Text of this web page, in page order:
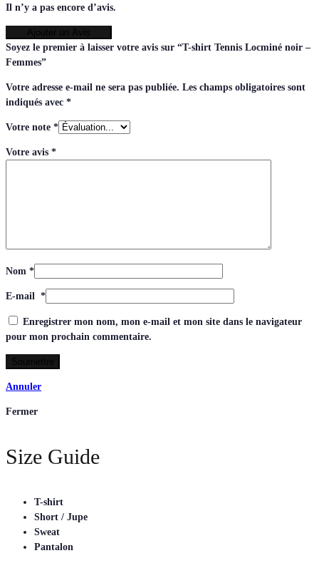
Il n’y a pas encore d’avis.
Soyez le premier à laisser votre avis sur “T-shirt Tennis Locminé noir –
Femmes”
Votre adresse e-mail ne sera pas publiée. Les champs obligatoires sont
indiqués avec *
Votre note *
Votre avis *
Nom *
E-mail *
Enregistrer mon nom, mon e-mail et mon site dans le navigateur
pour mon prochain commentaire.
Annuler
Fermer
Size Guide
T-shirt
Short / Jupe
Sweat
Pantalon